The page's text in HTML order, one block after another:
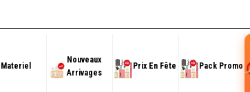
Materiel
Nouveaux
Arrivages
Prix En Fête Pack Promo